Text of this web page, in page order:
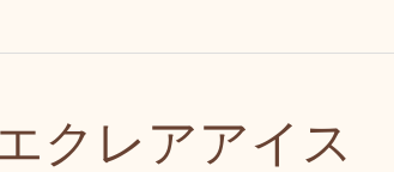
クレアアイス